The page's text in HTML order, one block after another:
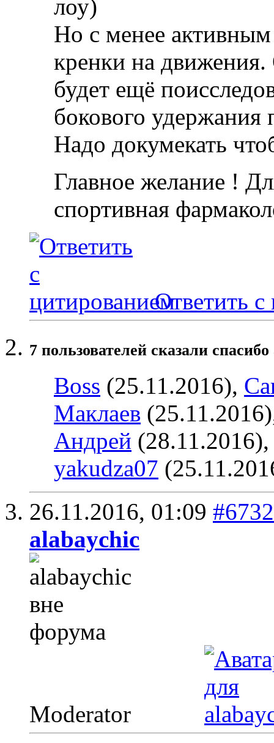
лоу)
Но с менее
кренки на
будет ещё
бокового удержания
Надо докумекать
Главное желание !
спортивная
Ответить с
7 пользователей сказали
Boss (25.11.2016),
Маклаев
Андрей
yakudza07
26.11.2016, 01:09 #6732
alabaychic
Moderator